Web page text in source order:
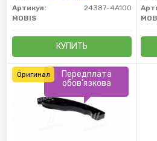
Артикул:
24387-4A100
MOBIS
КУПИТЬ
Передплата
обов'язкова
Оригинал